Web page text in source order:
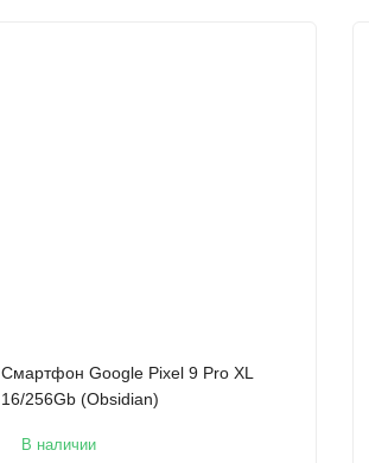
Смартфон Google Pixel 9 Pro XL
16/256Gb (Obsidian)
В наличии